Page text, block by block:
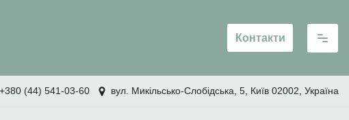
Контакти
+380 (44) 541-03-60 вул. Микільсько-Слобідська, 5, Київ 02002, Україна